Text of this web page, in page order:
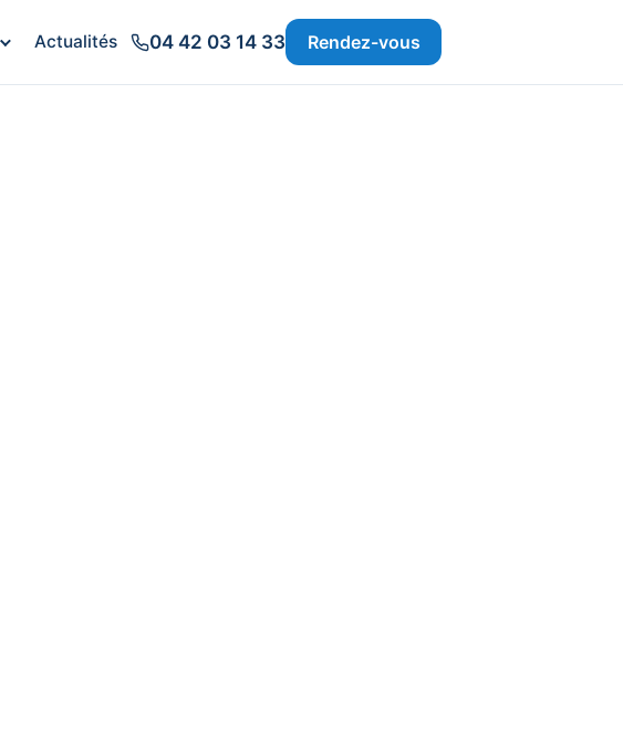
Actualités 04 42 03 14 33 Rendez-vous